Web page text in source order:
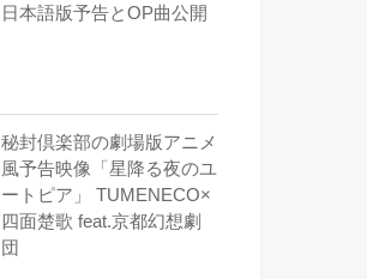
日本語版予告とOP曲公開
秘封倶楽部の劇場版アニメ
風予告映像「星降る夜のユ
ートピア」 TUMENECO×
四面楚歌 feat.京都幻想劇
団